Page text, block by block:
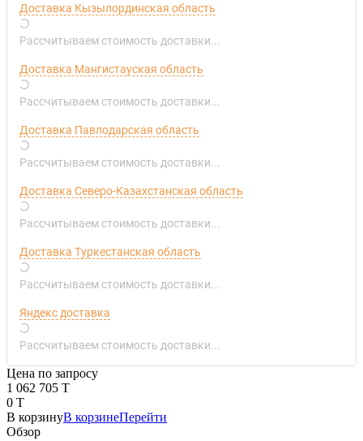
Доставка Кызылординская область
Рассчитываем стоимость доставки...
Доставка Мангистауская область
Рассчитываем стоимость доставки...
Доставка Павлодарская область
Рассчитываем стоимость доставки...
Доставка Северо-Казахстанская область
Рассчитываем стоимость доставки...
Доставка Туркестанская область
Рассчитываем стоимость доставки...
Яндекс доставка
Рассчитываем стоимость доставки...
Цена по запросу
1 062 705 T
0 T
В корзинуВ корзинеПерейти
Обзор